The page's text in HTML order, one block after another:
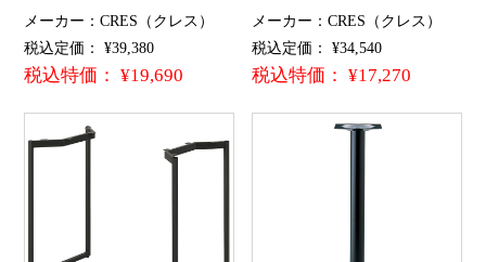
メーカー：CRES（クレス）
税込定価： ¥39,380
税込特価： ¥19,690
メーカー：CRES（クレス）
税込定価： ¥34,540
税込特価： ¥17,270